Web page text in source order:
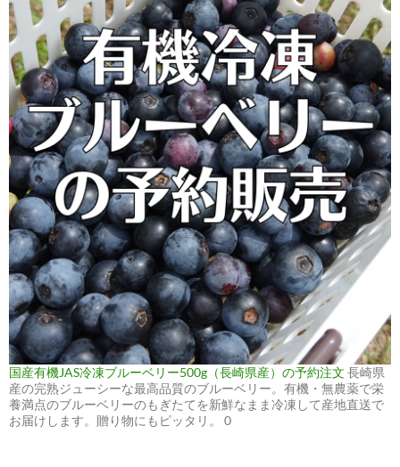
国産有機JAS冷凍ブルーベリー500g（長崎県産）の予約注文 長崎県
産の完熟ジューシーな最高品質のブルーベリー。有機・無農薬で栄
養満点のブルーベリーのもぎたてを新鮮なまま冷凍して産地直送で
お届けします。贈り物にもピッタリ。 0